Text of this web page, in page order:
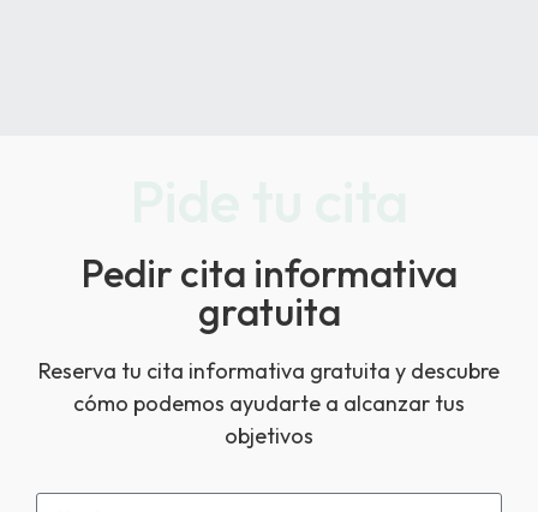
Pedir cita informativa
gratuita
Reserva tu cita informativa gratuita y descubre
cómo podemos ayudarte a alcanzar tus
objetivos